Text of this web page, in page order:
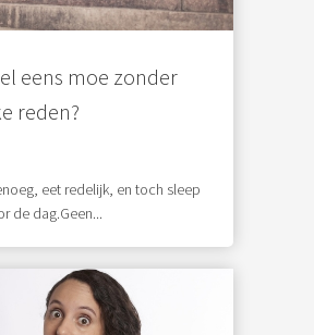
eens moe zonder
reden?
eet redelijk, en toch sleep
de dag.Geen...